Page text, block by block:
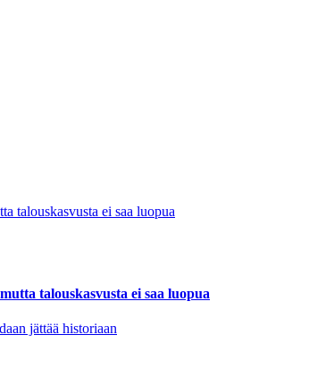
talouskasvusta ei saa luopua